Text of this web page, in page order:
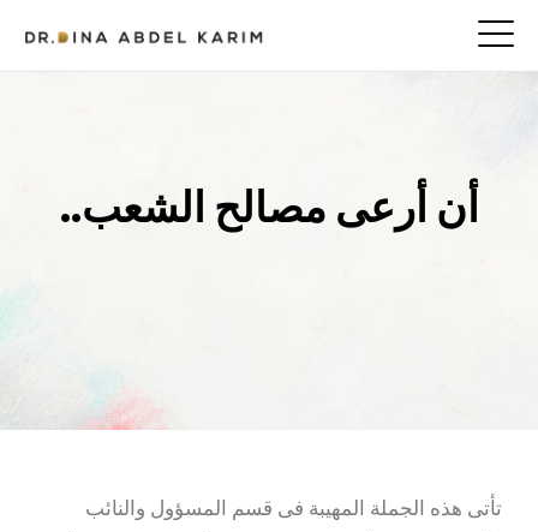
أن أرعى مصالح الشعب..
تأتى هذه الجملة المهيبة فى قسم المسؤول والنائب